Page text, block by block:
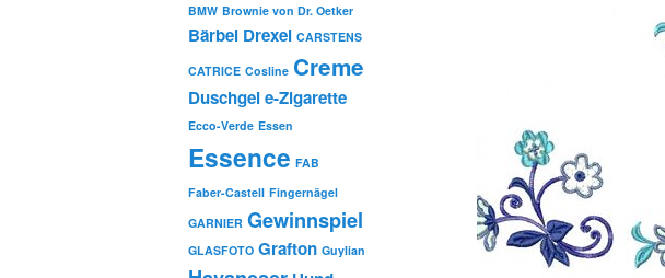
BMW Brownie von Dr. Oetker
Bärbel Drexel CARSTENS
CATRICE Cosline Creme
Duschgele-Zigarette
Ecco-Verde Essen
Essence FAB
Faber-Castell Fingernägel
GARNIER Gewinnspiel
GLASFOTO Grafton Guylian